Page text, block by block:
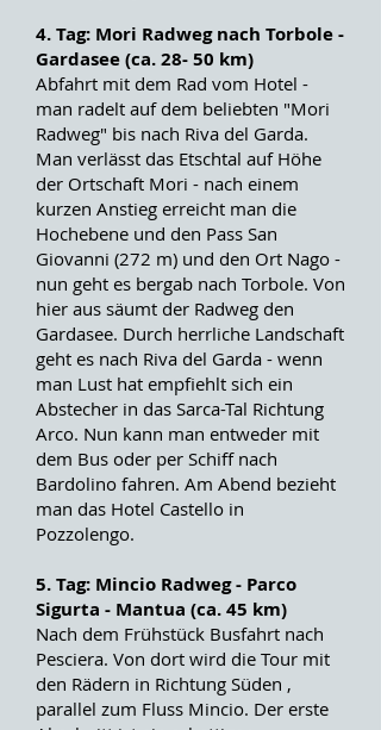
4. Tag: Mori Radweg nach Torbole -
Gardasee (ca. 28- 50 km)
Abfahrt mit dem Rad vom Hotel -
man radelt auf dem beliebten "Mori
Radweg" bis nach Riva del Garda.
Man verlässt das Etschtal auf Höhe
der Ortschaft Mori - nach einem
kurzen Anstieg erreicht man die
Hochebene und den Pass San
Giovanni (272 m) und den Ort Nago -
nun geht es bergab nach Torbole. Von
hier aus säumt der Radweg den
Gardasee. Durch herrliche Landschaft
geht es nach Riva del Garda - wenn
man Lust hat empfiehlt sich ein
Abstecher in das Sarca-Tal Richtung
Arco. Nun kann man entweder mit
dem Bus oder per Schiff nach
Bardolino fahren. Am Abend bezieht
man das Hotel Castello in
Pozzolengo.
5. Tag: Mincio Radweg - Parco
Sigurta - Mantua (ca. 45 km)
Nach dem Frühstück Busfahrt nach
Pesciera. Von dort wird die Tour mit
den Rädern in Richtung Süden ,
parallel zum Fluss Mincio. Der erste